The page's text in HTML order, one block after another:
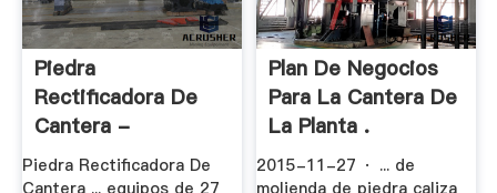
Piedra
Rectificadora De
Cantera -
Caleau.ca
Piedra Rectificadora De
Cantera ... equipos de 27
Plan De Negocios
Para La Cantera De
La Planta .
2015-11-27 · ... de
molienda de piedra caliza